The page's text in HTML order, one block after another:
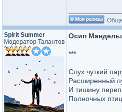
Spirit Summer
Модератор Талантов
Осип
***
Слух чуткий
Расширенный
И тишину
Полночных